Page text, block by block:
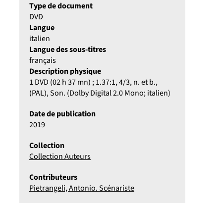
Type de document
DVD
Langue
italien
Langue des sous-titres
français
Description physique
1 DVD (02 h 37 mn) ; 1.37:1, 4/3, n. et b.,
(PAL), Son. (Dolby Digital 2.0 Mono; italien)
Date de publication
2019
Collection
Collection Auteurs
Contributeurs
Pietrangeli, Antonio. Scénariste